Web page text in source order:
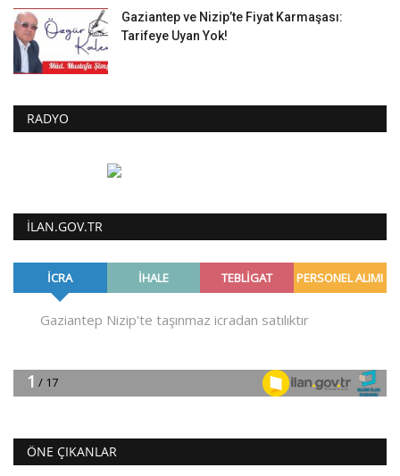
Gaziantep ve Nizip’te Fiyat Karmaşası:
Tarifeye Uyan Yok!
RADYO
ILAN.GOV.TR
ÖNE ÇIKANLAR